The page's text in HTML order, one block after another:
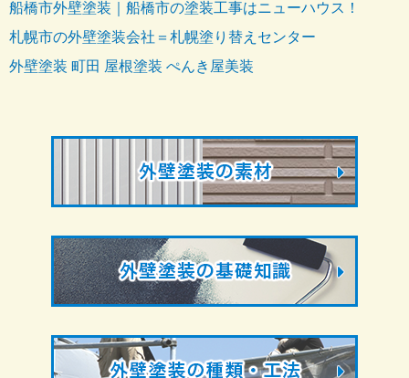
船橋市外壁塗装｜船橋市の塗装工事はニューハウス！
札幌市の外壁塗装会社＝札幌塗り替えセンター
外壁塗装 町田 屋根塗装 ぺんき屋美装